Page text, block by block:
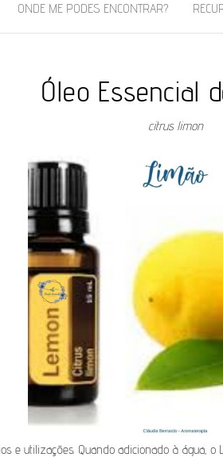
ONDE ME PODES ENCONTRAR?
Óleo Essencial
citrus limon
e utilizações. Quando adicionado à água,